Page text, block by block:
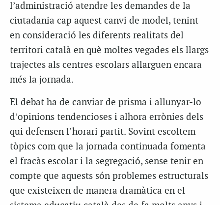
l’administració atendre les demandes de la
ciutadania cap aquest canvi de model, tenint
en consideració les diferents realitats del
territori català en què moltes vegades els llargs
trajectes als centres escolars allarguen encara
més la jornada.
El debat ha de canviar de prisma i allunyar-lo
d’opinions tendencioses i alhora errònies dels
qui defensen l’horari partit. Sovint escoltem
tòpics com que la jornada continuada fomenta
el fracàs escolar i la segregació, sense tenir en
compte que aquests són problemes estructurals
que existeixen de manera dramàtica en el